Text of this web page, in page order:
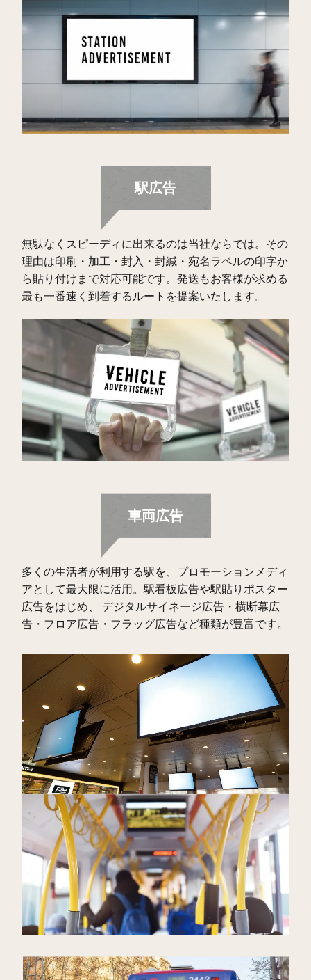
駅広告
無駄なくスピーディに出来るのは当社ならでは。その
理由は印刷・加工・封入・封緘・宛名ラベルの印字か
ら貼り付けまで対応可能です。発送もお客様が求める
最も一番速く到着するルートを提案いたします。
車両広告
多くの生活者が利用する駅を、プロモーションメディ
アとして最大限に活用。駅看板広告や駅貼りポスター
広告をはじめ、 デジタルサイネージ広告・横断幕広
告・フロア広告・フラッグ広告など種類が豊富です。